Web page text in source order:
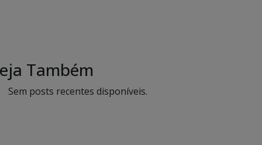
Também
Sem posts recentes disponíveis.